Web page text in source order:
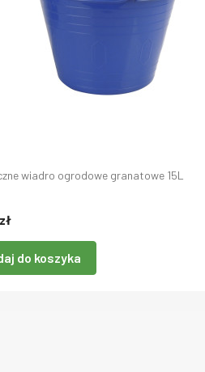
wiadro ogrodowe granatowe 15L
do koszyka